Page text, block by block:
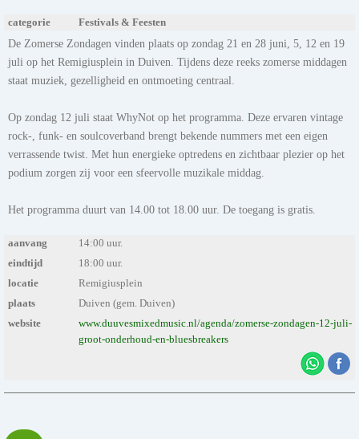
categorie Festivals & Feesten
De Zomerse Zondagen vinden plaats op zondag 21 en 28 juni, 5, 12 en 19
juli op het Remigiusplein in Duiven. Tijdens deze reeks zomerse middagen
staat muziek, gezelligheid en ontmoeting centraal.
Op zondag 12 juli staat WhyNot op het programma. Deze ervaren vintage
rock-, funk- en soulcoverband brengt bekende nummers met een eigen
verrassende twist. Met hun energieke optredens en zichtbaar plezier op het
podium zorgen zij voor een sfeervolle muzikale middag.
Het programma duurt van 14.00 tot 18.00 uur. De toegang is gratis.
aanvang
14:00 uur.
eindtijd
18:00 uur.
locatie
Remigiusplein
plaats
Duiven (gem. Duiven)
website
www.duuvesmixedmusic.nl/agenda/zomerse-zondagen-12-juli-
groot-onderhoud-en-bluesbreakers